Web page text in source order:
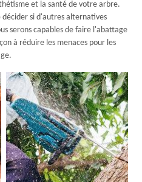
et la santé de votre arbre.
décider si d'autres alternatives
serons capables de faire l'abattage
à réduire les menaces pour les